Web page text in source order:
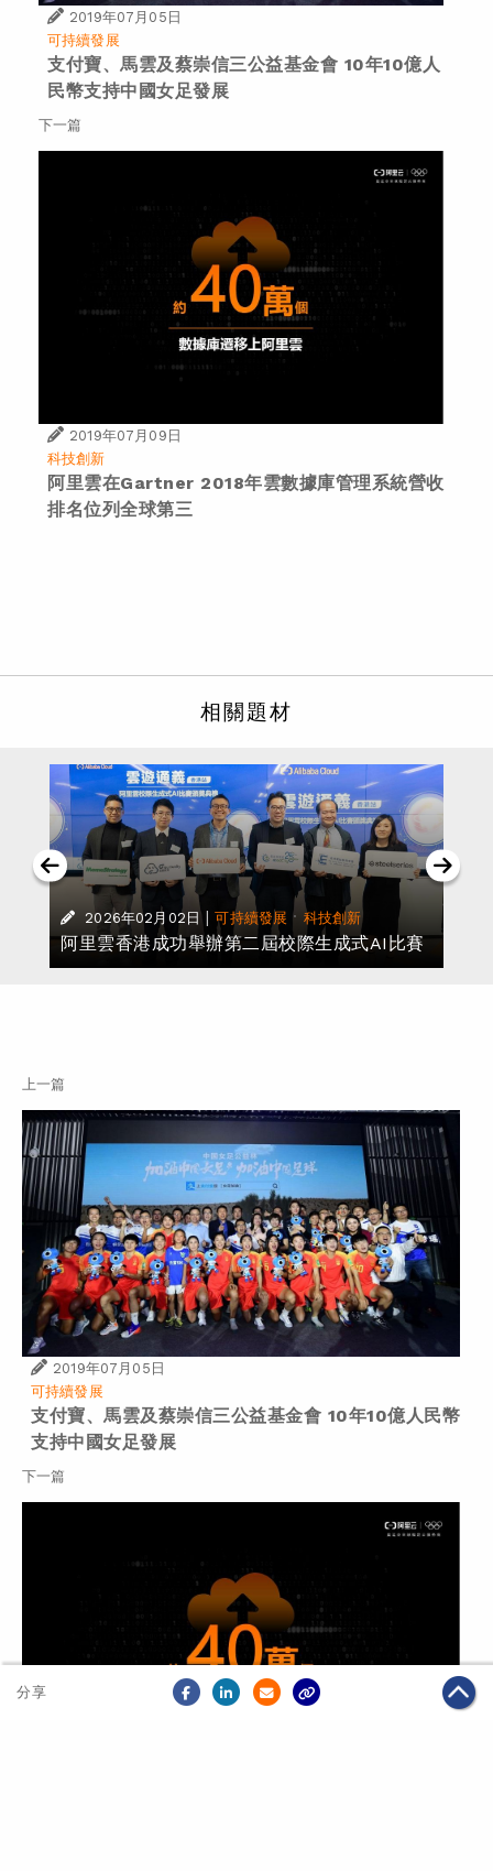
2019年07月05日
可持續發展
支付寶、馬雲及蔡崇信三公益基金會 10年10億人
民幣支持中國女足發展
下一篇
2019年07月09日
科技創新
阿里雲在Gartner 2018年雲數據庫管理系統營收
排名位列全球第三
分享
相關題材
2026年02月02日 | 可持續發展 · 科技創新
阿里雲香港成功舉辦第二屆校際生成式AI比賽
上一篇
2019年07月05日
可持續發展
支付寶、馬雲及蔡崇信三公益基金會 10年10億人民幣
支持中國女足發展
下一篇